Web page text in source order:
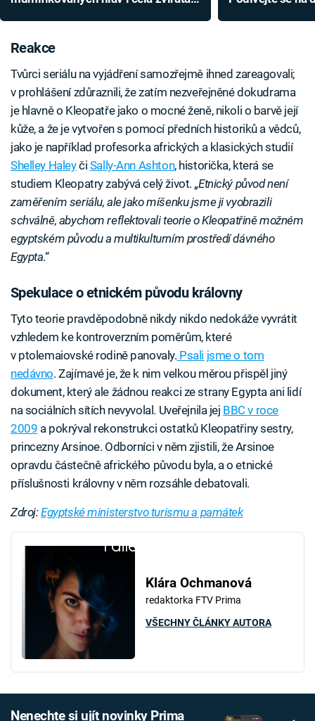
Reakce
Tvůrci seriálu na vyjádření samozřejmě ihned zareagovali;
v prohlášení zdůraznili, že zatím nezveřejněné dokudrama
je hlavně o Kleopatře jako o mocné ženě, nikoli o barvě její
kůže, a že je vytvořen s pomocí předních historiků a vědců,
jako je například profesorka afrických a klasických studií
Shelley Haleyči Sally-Ann Ashton, historička, která se
studiem Kleopatry zabývá celý život. „Etnický původ není
zaměřením seriálu, ale jako míšenku jsme ji vyobrazili
schválně, abychom reflektovali teorie o Kleopatřině možném
egyptském původu a multikulturním prostředí dávného
Egypta.“
Spekulace o etnickém původu královny
Tyto teorie pravděpodobně nikdy nikdo nedokáže vyvrátit
vzhledem ke kontroverzním poměrům, které
v ptolemaiovské rodině panovaly. Psali jsme o tom
nedávno. Zajímavé je, že k nim velkou měrou přispěl jiný
dokument, který ale žádnou reakci ze strany Egypta ani lidí
na sociálních sítích nevyvolal. Uveřejnila jej BBC v roce
2009 a pokrýval rekonstrukci ostatků Kleopatřiny sestry,
princezny Arsinoe. Odborníci v něm zjistili, že Arsinoe
opravdu částečně afrického původu byla, a o etnické
příslušnosti královny v něm rozsáhle debatovali.
Zdroj:Egyptské ministerstvo turismu a památek
Failed to fetch
Klára Ochmanová
redaktorka FTV Prima
VŠECHNY ČLÁNKY AUTORA
Nenechte si ujít novinky Prima